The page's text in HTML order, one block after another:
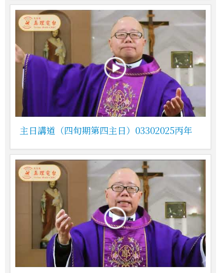
主日講道（四旬期第四主日）03302025丙年